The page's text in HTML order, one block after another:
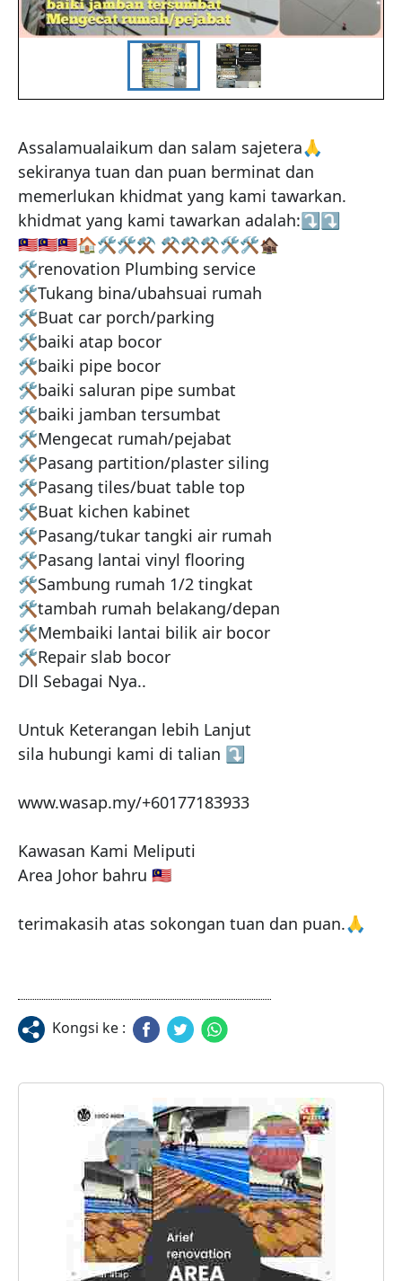
Assalamualaikum dan salam sajetera🙏
sekiranya tuan dan puan berminat dan
memerlukan khidmat yang kami tawarkan.
khidmat yang kami tawarkan adalah:⤵️⤵️
🇲🇾🇲🇾🇲🇾🏠🛠️🛠⚒ ⚒⚒⚒🛠🛠🏚️
🛠renovation Plumbing service
🛠Tukang bina/ubahsuai rumah
🛠Buat car porch/parking
🛠baiki atap bocor
🛠baiki pipe bocor
🛠baiki saluran pipe sumbat
🛠baiki jamban tersumbat
🛠Mengecat rumah/pejabat
🛠Pasang partition/plaster siling
🛠Pasang tiles/buat table top
🛠Buat kichen kabinet
🛠Pasang/tukar tangki air rumah
🛠Pasang lantai vinyl flooring
🛠Sambung rumah 1/2 tingkat
🛠tambah rumah belakang/depan
🛠Membaiki lantai bilik air bocor
🛠Repair slab bocor
Dll Sebagai Nya..
Untuk Keterangan lebih Lanjut
sila hubungi kami di talian ⤵️
www.wasap.my/+60177183933
Kawasan Kami Meliputi
Area Johor bahru 🇲🇾
terimakasih atas sokongan tuan dan puan.🙏
Kongsi ke :